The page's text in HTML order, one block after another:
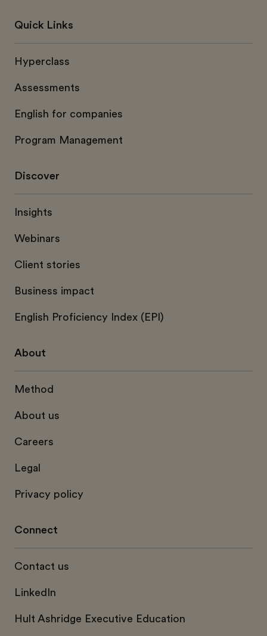
Quick Links
Hyperclass
Assessments
English for companies
Program Management
Discover
Insights
Webinars
Client stories
Business impact
English Proficiency Index (EPI)
About
Method
About us
Careers
Legal
Privacy policy
Connect
Contact us
LinkedIn
Hult Ashridge Executive Education